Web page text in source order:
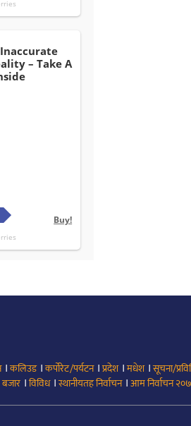
।कलिउड।कर्पोरेट/पर्यटन।प्रदेश।मधेश।सूचना/
।विविध।स्थानीयतह निर्वाचन।आम निर्वाचन